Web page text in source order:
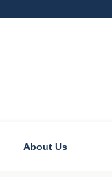
About Us